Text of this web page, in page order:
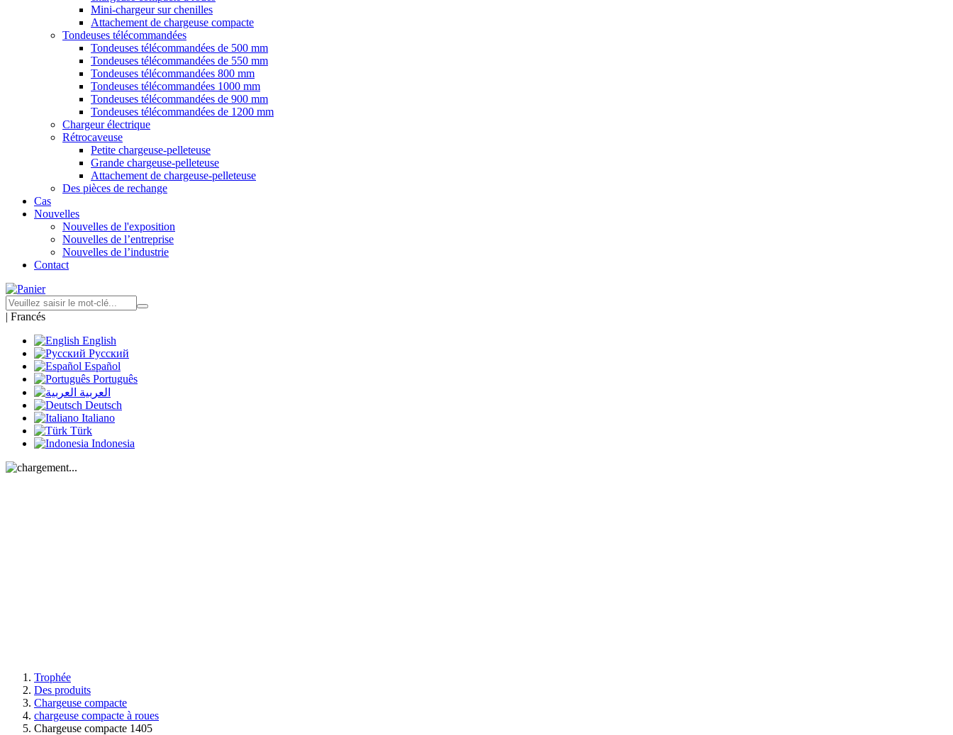
Mini-chargeur sur chenilles
Attachement de chargeuse compacte
Tondeuses télécommandées
Tondeuses télécommandées de 500 mm
Tondeuses télécommandées de 550 mm
Tondeuses télécommandées 800 mm
Tondeuses télécommandées 1000 mm
Tondeuses télécommandées de 900 mm
Tondeuses télécommandées de 1200 mm
Chargeur électrique
Rétrocaveuse
Petite chargeuse-pelleteuse
Grande chargeuse-pelleteuse
Attachement de chargeuse-pelleteuse
Des pièces de rechange
Cas
Nouvelles
Nouvelles de l'exposition
Nouvelles de l’entreprise
Nouvelles de l’industrie
Contact
| Francés
English
Русский
Español
Português
العربية
Deutsch
Italiano
Türk
Indonesia
Trophée
Des produits
Chargeuse compacte
chargeuse compacte à roues
Chargeuse compacte 1405